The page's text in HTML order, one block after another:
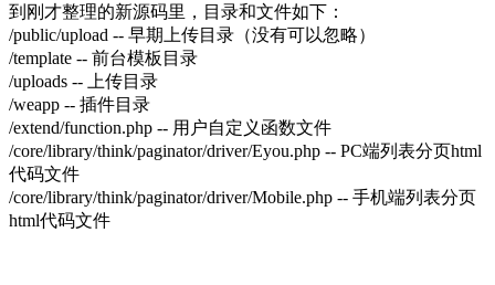
到刚才整理的新源码里，目录和文件如下：
/public/upload -- 早期上传目录（没有可以忽略）
/template -- 前台模板目录
/uploads -- 上传目录
/weapp -- 插件目录
/extend/function.php -- 用户自定义函数文件
/core/library/think/paginator/driver/Eyou.php -- PC端列表分页html
代码文件
/core/library/think/paginator/driver/Mobile.php -- 手机端列表分页
html代码文件